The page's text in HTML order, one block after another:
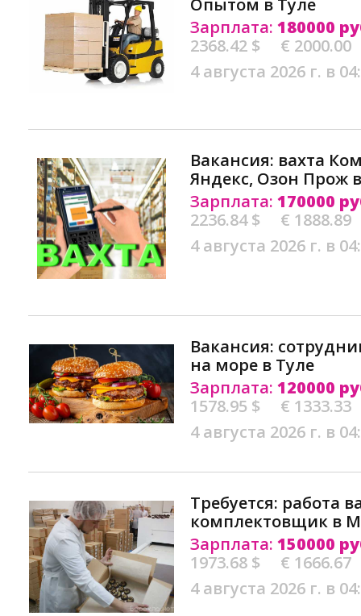
Опытом в Туле
Зарплата: 180000
2368.42 $
€ 2000.00
4 августа 2026 г. в
Вакансия: вахта
Яндекс, Озон Прож
Зарплата: 170000
2236.84 $
€ 1888.89
4 августа 2026 г. в
Вакансия:
на море в Туле
Зарплата: 120000
1578.95 $
€ 1333.33
4 августа 2026 г. в
Требуется: работа
комплектовщик в
Зарплата: 150000
1973.68 $
€ 1666.67
4 августа 2026 г. в